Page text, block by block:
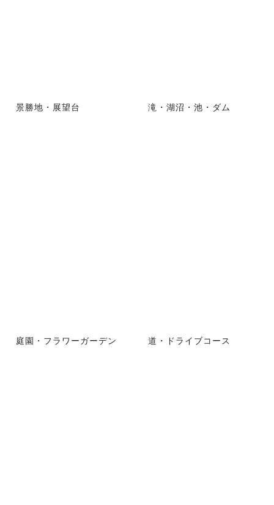
景勝地・展望台 滝・湖沼・池・ダム
庭園・フラワーガーデン 道・ドライブコース